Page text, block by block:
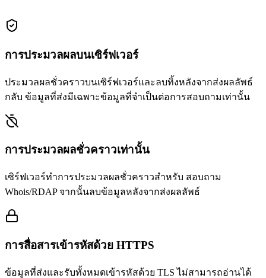
การประมวลผลบนเซิร์ฟเวอร์
ประมวลผลชั่วคราวบนเซิร์ฟเวอร์และลบทิ้งหลังจากส่งผลลัพธ์
กลับ ข้อมูลที่ส่งมีเฉพาะข้อมูลที่จำเป็นต่อการสอบถามเท่านั้น
การประมวลผลชั่วคราวเท่านั้น
เซิร์ฟเวอร์ทำการประมวลผลชั่วคราวสำหรับ สอบถาม
Whois/RDAP จากนั้นลบข้อมูลหลังจากส่งผลลัพธ์
การสื่อสารเข้ารหัสด้วย HTTPS
ข้อมูลที่ส่งและรับทั้งหมดเข้ารหัสด้วย TLS ไม่สามารถอ่านได้